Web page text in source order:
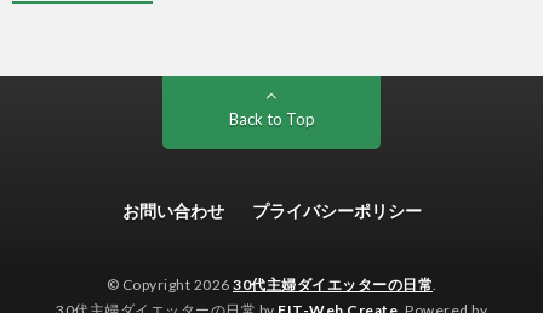
Back to Top
お問い合わせ プライバシーポリシー
© Copyright 2026 30代主婦ダイエッターの日常.